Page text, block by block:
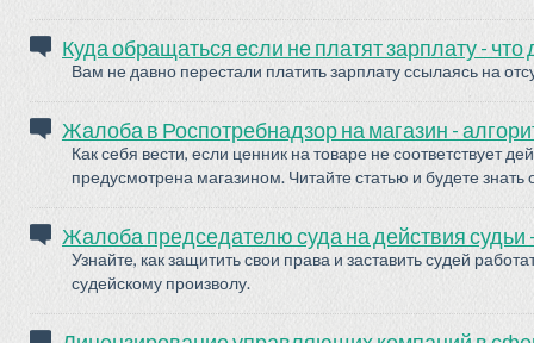
Куда обращаться если не платят зарплату - что
Вам не давно перестали платить зарплату ссылаясь на
Жалоба в Роспотребнадзор на магазин -
Как себя вести, если ценник на товаре не соответствует
предусмотрена магазином. Читайте статью и будете знать
Жалоба председателю суда на действия судьи
Узнайте, как защитить свои права и заставить судей
судейскому произволу.